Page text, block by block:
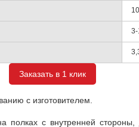
Заказать в 1 клик
с изготовителем.
полках с внутренней